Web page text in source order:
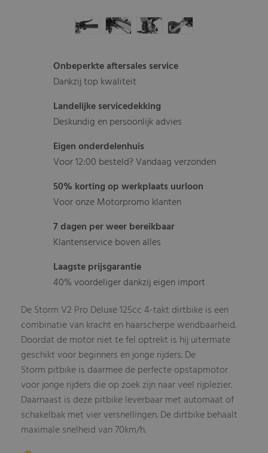
Onbeperkte aftersales service
Dankzij top kwaliteit
Landelijke servicedekking
Deskundig en persoonlijk advies
Eigen onderdelenhuis
Voor 12:00 besteld? Vandaag verzonden
50% korting op werkplaats uurloon
Voor onze Motorpromo klanten
7 dagen per weer bereikbaar
Klantenservice boven alles
Laagste prijsgarantie
40% voordeliger dankzij eigen import
De Storm V2 Pro Deluxe 125cc 4-takt dirtbike is een
combinatie van kracht en haarscherpe wendbaarheid.
Doordat de motor niet te fel optrekt is hij uitermate
geschikt voor beginners en jonge rijders. De
Storm pitbike is daarmee de perfecte opstapmotor
voor jonge rijders die op zoek zijn naar veel rijplezier.
Daarnaast is deze pitbike leverbaar met automaat of
schakelbak met vier versnellingen. De dirtbike behaalt
maximale snelheid van 70km/h.